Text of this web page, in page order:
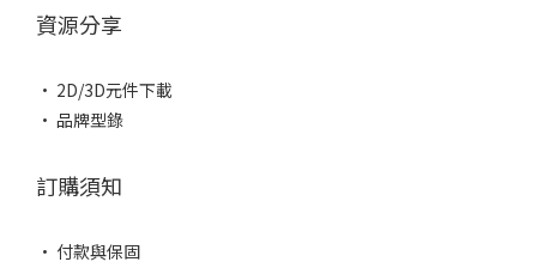
資源分享
• 2D/3D元件下載
• 品牌型錄
訂購須知
• 付款與保固